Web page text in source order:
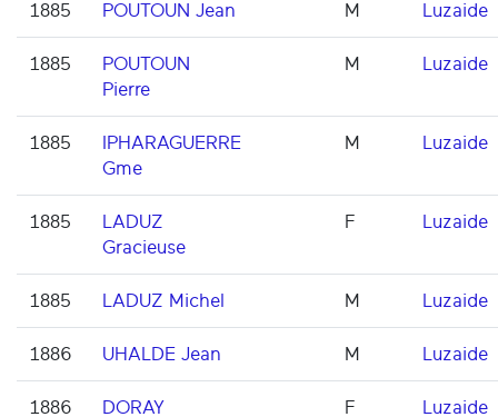
1885 POUTOUN Jean M Luzaide
1885
POUTOUN
Pierre
M Luzaide
1885
IPHARAGUERRE
Gme
M Luzaide
1885
LADUZ
Gracieuse
F Luzaide
1885 LADUZ Michel M Luzaide
1886 UHALDE Jean M Luzaide
1886
DORAY
F Luzaide